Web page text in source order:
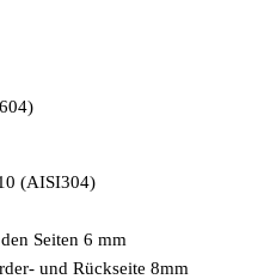
(AISI304)
Seiten 6 mm
und Rückseite 8mm